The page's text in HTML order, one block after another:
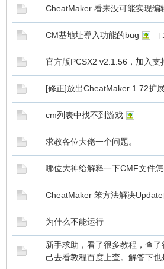
CheatMaker 看来没可能实现编
CM基地址導入功能的bug [
官方版PCSX2 v2.1.56，加入支
[修正]放出CheatMaker 1.72扩
cm列表中找不到游戏
求教各位大佬一个问题。
哪位大神给解释一下CMF文件
CheatMaker 笨方法解决Update
为什么不能运行
新手求助，看了很多教程，查
己去看教程百度上查。解答下也